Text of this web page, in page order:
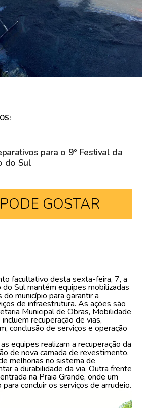
para o 9º Festival da
do Sul
GOSTAR
facultativo desta sexta-feira, 7, a
Sul mantém equipes mobilizadas
município para garantir a
de infraestrutura. As ações são
Municipal de Obras, Mobilidade
recuperação de vias,
conclusão de serviços e operação
equipes realizam a recuperação da
de nova camada de revestimento,
melhorias no sistema de
a durabilidade da via. Outra frente
na Praia Grande, onde um
concluir os serviços de arrudeio.